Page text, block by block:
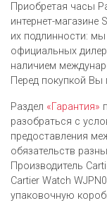
Приобретая часы
интернет-
их подлинности:
официальных
наличием
Перед покупкой Вы
Раздел «Гарантия»
разобраться с
предоставления
обязательств
Производитель
Cartier Watch
упаковочную